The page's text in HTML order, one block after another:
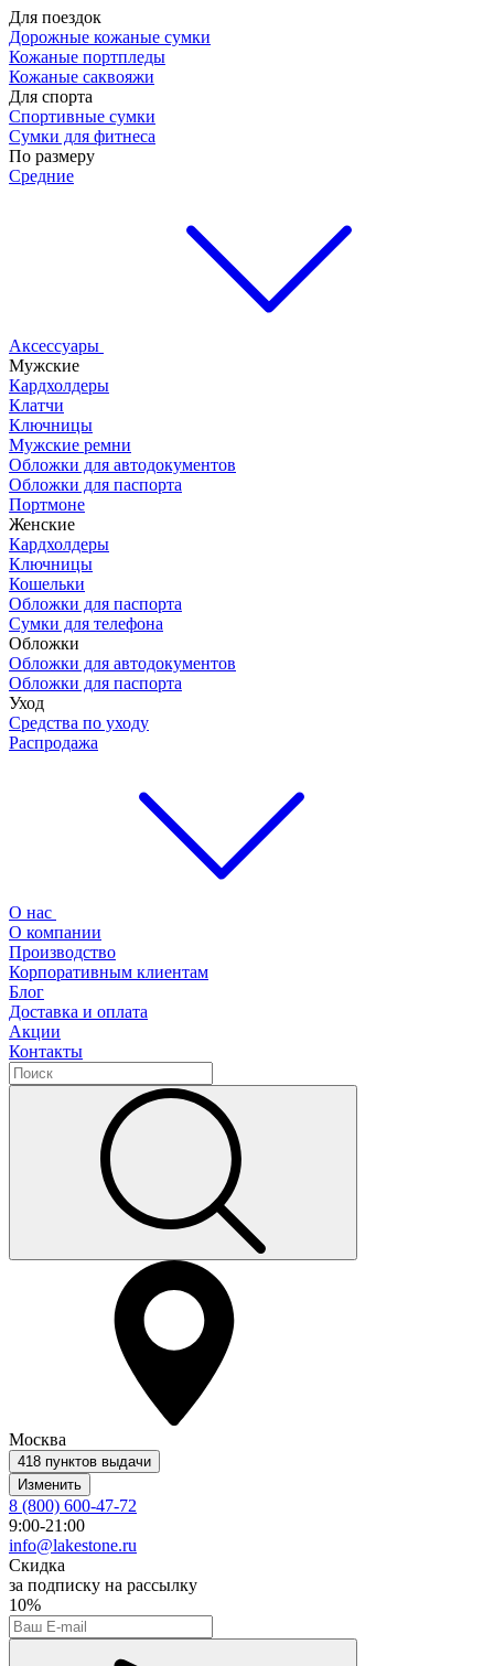
Для поездок
Дорожные кожаные сумки
Кожаные портпледы
Кожаные саквояжи
Для спорта
Спортивные сумки
Сумки для фитнеса
По размеру
Средние
Аксессуары
Мужские
Кардхолдеры
Клатчи
Ключницы
Мужские ремни
Обложки для автодокументов
Обложки для паспорта
Портмоне
Женские
Кардхолдеры
Ключницы
Кошельки
Обложки для паспорта
Сумки для телефона
Обложки
Обложки для автодокументов
Обложки для паспорта
Уход
Средства по уходу
Распродажа
О нас
О компании
Производство
Корпоративным клиентам
Блог
Доставка и оплата
Акции
Контакты
Москва
418 пунктов выдачи
Изменить
8 (800) 600-47-72
9:00-21:00
info@lakestone.ru
Скидка
за подписку на рассылку
10%